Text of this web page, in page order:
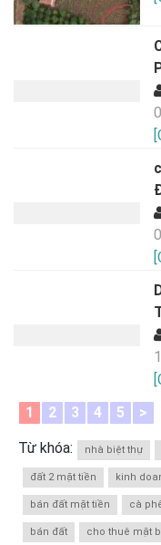
1
2 3 4 5 >
Từ khóa: nhà biệt thự
đất 2 mặt tiền kinh
bán đất mặt tiền cà
bán đất cho thuê mặt